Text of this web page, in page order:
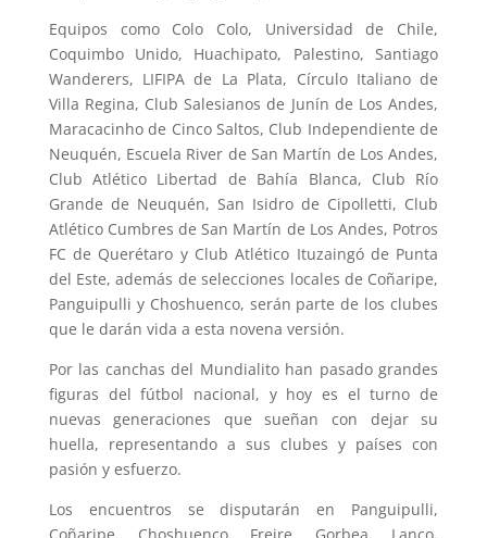
Equipos como Colo Colo, Universidad de Chile,
Coquimbo Unido, Huachipato, Palestino, Santiago
Wanderers, LIFIPA de La Plata, Círculo Italiano de
Villa Regina, Club Salesianos de Junín de Los Andes,
Maracacinho de Cinco Saltos, Club Independiente de
Neuquén, Escuela River de San Martín de Los Andes,
Club Atlético Libertad de Bahía Blanca, Club Río
Grande de Neuquén, San Isidro de Cipolletti, Club
Atlético Cumbres de San Martín de Los Andes, Potros
FC de Querétaro y Club Atlético Ituzaingó de Punta
del Este, además de selecciones locales de Coñaripe,
Panguipulli y Choshuenco, serán parte de los clubes
que le darán vida a esta novena versión.
Por las canchas del Mundialito han pasado grandes
figuras del fútbol nacional, y hoy es el turno de
nuevas generaciones que sueñan con dejar su
huella, representando a sus clubes y países con
pasión y esfuerzo.
Los encuentros se disputarán en Panguipulli,
Coñaripe, Choshuenco, Freire, Gorbea, Lanco,